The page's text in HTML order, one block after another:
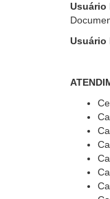
Usuário
Usuário